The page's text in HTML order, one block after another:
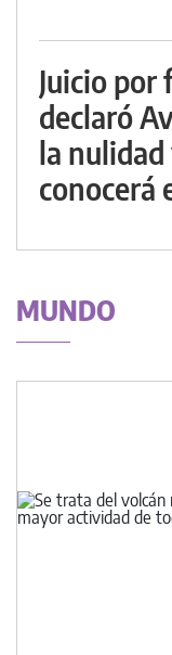
Juicio
declaró
la
conocerá
MUNDO